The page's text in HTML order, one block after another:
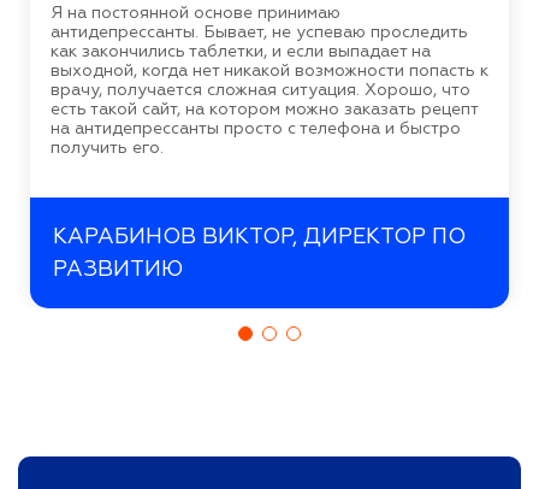
Я на постоянной основе принимаю
антидепрессанты. Бывает, не успеваю проследить
как закончились таблетки, и если выпадает на
выходной, когда нет никакой возможности попасть к
врачу, получается сложная ситуация. Хорошо, что
есть такой сайт, на котором можно заказать рецепт
на антидепрессанты просто с телефона и быстро
получить его.
КАРАБИНОВ ВИКТОР, ДИРЕКТОР ПО
РАЗВИТИЮ